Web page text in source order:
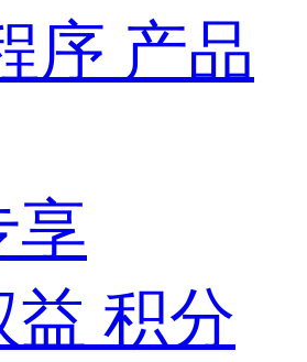
序 产品
享
益 积分